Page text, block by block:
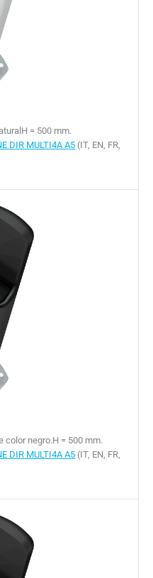
= 500 mm.
DIR MULTI4A A5 (IT, EN, FR,
color negro.H = 500 mm.
DIR MULTI4A A5 (IT, EN, FR,